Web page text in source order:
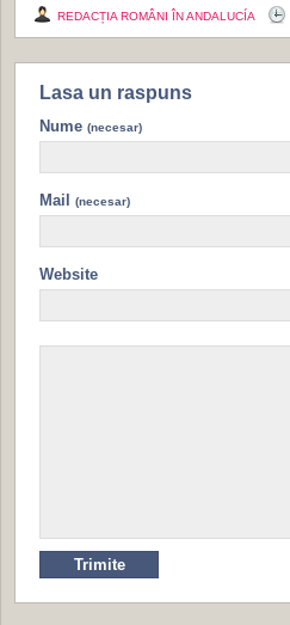
REDACȚIA ROMÂNI ÎN ANDALUCÍA
Lasa un raspuns
Nume (necesar)
Mail (necesar)
Website